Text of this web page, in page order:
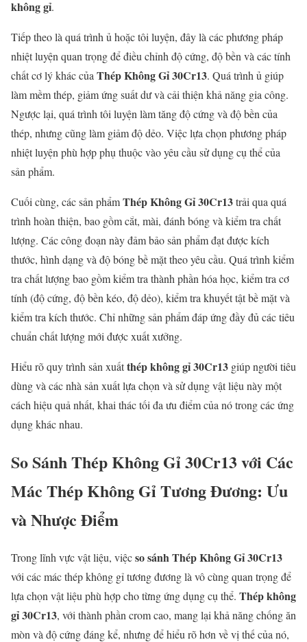
không gỉ.
Tiếp theo là quá trình ủ hoặc tôi luyện, đây là các phương pháp
nhiệt luyện quan trọng để điều chỉnh độ cứng, độ bền và các tính
chất cơ lý khác của Thép Không Gỉ 30Cr13. Quá trình ủ giúp
làm mềm thép, giảm ứng suất dư và cải thiện khả năng gia công.
Ngược lại, quá trình tôi luyện làm tăng độ cứng và độ bền của
thép, nhưng cũng làm giảm độ dẻo. Việc lựa chọn phương pháp
nhiệt luyện phù hợp phụ thuộc vào yêu cầu sử dụng cụ thể của
sản phẩm.
Cuối cùng, các sản phẩmThép Không Gỉ 30Cr13trải qua quá
trình hoàn thiện, bao gồm cắt, mài, đánh bóng và kiểm tra chất
lượng. Các công đoạn này đảm bảo sản phẩm đạt được kích
thước, hình dạng và độ bóng bề mặt theo yêu cầu. Quá trình kiểm
tra chất lượng bao gồm kiểm tra thành phần hóa học, kiểm tra cơ
tính (độ cứng, độ bền kéo, độ dẻo), kiểm tra khuyết tật bề mặt và
kiểm tra kích thước. Chỉ những sản phẩm đáp ứng đầy đủ các tiêu
chuẩn chất lượng mới được xuất xưởng.
Hiểu rõ quy trình sản xuấtthép không gỉ 30Cr13 giúp người tiêu
dùng và các nhà sản xuất lựa chọn và sử dụng vật liệu này một
cách hiệu quả nhất, khai thác tối đa ưu điểm của nó trong các ứng
dụng khác nhau.
So Sánh Thép Không Gỉ 30Cr13 với Các
Mác Thép Không Gỉ Tương Đương: Ưu
và Nhược Điểm
Trong lĩnh vực vật liệu, việcso sánh Thép Không Gỉ 30Cr13
với các mác thép không gỉ tương đương là vô cùng quan trọng để
lựa chọn vật liệu phù hợp cho từng ứng dụng cụ thể. Thép không
gỉ 30Cr13, với thành phần crom cao, mang lại khả năng chống ăn
mòn và độ cứng đáng kể, nhưng để hiểu rõ hơn về vị thế của nó,